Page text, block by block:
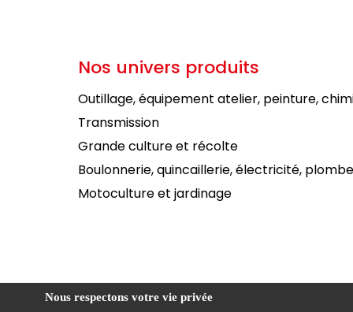
Nos univers produits
Outillage, équipement atelier, peinture,
Transmission
Grande culture et récolte
Boulonnerie, quincaillerie, électricité,
Motoculture et jardinage
Nous respectons votre vie privée